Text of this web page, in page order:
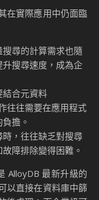
在實際應用中仍面臨
搜尋的計算需求也隨
搜尋速度，成為企
結合元資料
往往需要在應用程式
擔。
時，往往缺乏對搜尋
障排除變得困難。
AlloyDB 最新升級的
以直接在資料庫中篩